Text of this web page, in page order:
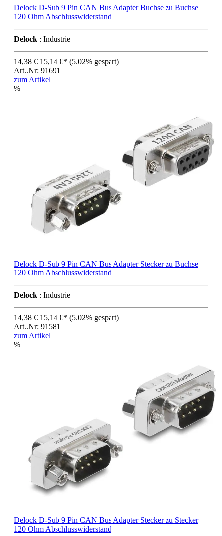
Delock D-Sub 9 Pin CAN Bus Adapter Buchse zu Buchse
120 Ohm Abschlusswiderstand
Delock : Industrie
14,38 € 15,14 €* (5.02% gespart)
Art..Nr: 91691
zum Artikel
%
Delock D-Sub 9 Pin CAN Bus Adapter Stecker zu Buchse
120 Ohm Abschlusswiderstand
Delock : Industrie
14,38 € 15,14 €* (5.02% gespart)
Art..Nr: 91581
zum Artikel
%
Delock D-Sub 9 Pin CAN Bus Adapter Stecker zu Stecker
120 Ohm Abschlusswiderstand